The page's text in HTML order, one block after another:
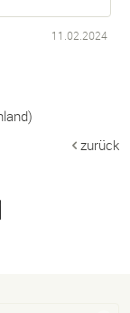
11.02.2024
zurück